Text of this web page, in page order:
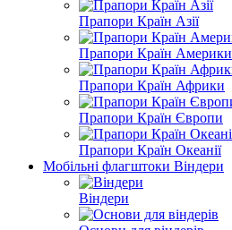
Прапори Країн Азії
Прапори Країн Америки
Прапори Країн Африки
Прапори Країн Європи
Прапори Країн Океанії
Мобільні флагштоки Віндери
Віндери